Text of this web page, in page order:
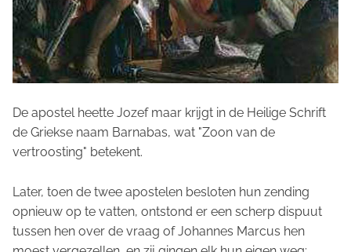
De apostel heette Jozef maar krijgt in de Heilige Schrift
de Griekse naam Barnabas, wat "Zoon van de
vertroosting" betekent.
Later, toen de twee apostelen besloten hun zending
opnieuw op te vatten, ontstond er een scherp dispuut
tussen hen over de vraag of Johannes Marcus hen